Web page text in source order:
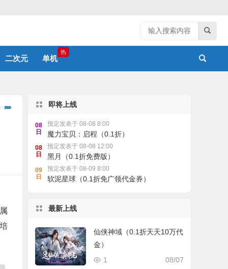
二次元 单机
热
即将上线
08
日
预定发表于 08-08 8:00
魔力宝贝：启程（0.1折）
08
日
预定发表于 08-08 12:00
黑月（0.1折免费版）
09
日
预定发表于 08-09 8:00
软泥星球（0.1折免广领代金券）
最新上线
仙侠神域（0.1折天天10万代
金）
08/07
1